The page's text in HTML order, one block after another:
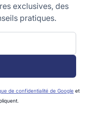
exclusives, des
pratiques.
de confidentialité de Google et